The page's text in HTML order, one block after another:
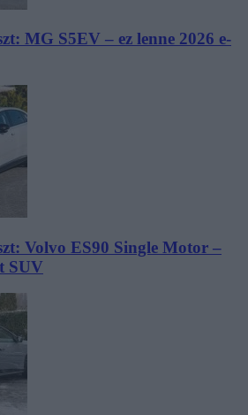
MG S5EV – ez lenne 2026 e-
Volvo ES90 Single Motor –
SUV